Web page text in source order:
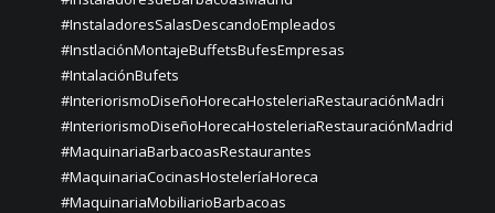
#InstaladoresSalasDescandoEmpleados
#InstlaciónMontajeBuffetsBufesEmpresas
#IntalaciónBufets
#InteriorismoDiseñoHorecaHosteleriaRestauraciónMadri
#InteriorismoDiseñoHorecaHosteleriaRestauraciónMadrid
#MaquinariaBarbacoasRestaurantes
#MaquinariaCocinasHosteleríaHoreca
#MaquinariaMobiliarioBarbacoas